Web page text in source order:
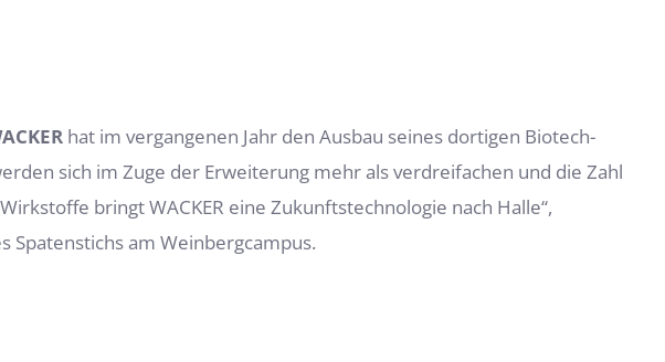
hat im vergangenen Jahr den Ausbau seines dortigen Biotech-
sich im Zuge der Erweiterung mehr als verdreifachen und die Zahl
bringt WACKER eine Zukunftstechnologie nach Halle“,
Spatenstichs am Weinbergcampus.